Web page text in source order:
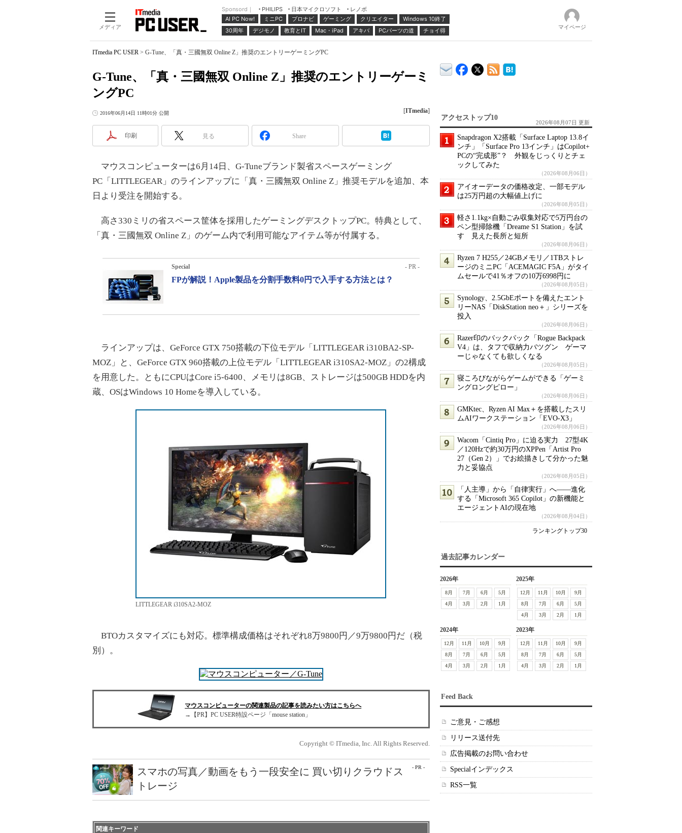
メディア
Sponsord｜ PHILIPS 日本マイクロソフト
レノボ
AI PC Now!
ミニPC プロナビ ゲーミング クリエイター
Windows 10終了
30周年
デジモノ 教育とIT Mac・iPad アキバ PCパーツの道 チョイ得 マイページ
ITmedia PC USER > G-Tune、「真・三國無双 Online Z」推奨のエントリーゲーミングPC
G-Tune、「真・三國無双 Online Z」推奨のエントリーゲーミ
ングPC
2016年06月14日 11時01分 公開 [ITmedia]
印刷 見る Share
マウスコンピューターは6月14日、G-Tuneブランド製省スペースゲーミング
PC「LITTLEGEAR」のラインアップに「真・三國無双 Online Z」推奨モデルを追加、本
日より受注を開始する。
高さ330ミリの省スペース筐体を採用したゲーミングデスクトップPC。特典として、
「真・三國無双 Online Z」のゲーム内で利用可能なアイテム等が付属する。
Special - PR -
FPが解説！Apple製品を分割手数料0円で入手する方法とは？
ラインアップは、GeForce GTX 750搭載の下位モデル「LITTLEGEAR i310BA2-SP-
MOZ」と、GeForce GTX 960搭載の上位モデル「LITTLEGEAR i310SA2-MOZ」の2構成
を用意した。ともにCPUはCore i5-6400、メモリは8GB、ストレージは500GB HDDを内
蔵、OSはWindows 10 Homeを導入している。
LITTLEGEAR i310SA2-MOZ
BTOカスタマイズにも対応。標準構成価格はそれぞれ8万9800円／9万9800円だ（税
別）。
マウスコンピューターの関連製品の記事を読みたい方はこちらへ
→【PR】PC USER特設ページ「mouse station」
Copyright © ITmedia, Inc. All Rights Reserved.
- PR -
スマホの写真／動画をもう一段安全に 買い切りクラウドス
トレージ
関連キーワード
アクセストップ10
2026年08月07日 更新
Snapdragon X2搭載「Surface Laptop 13.8イ
ンチ」「Surface Pro 13インチ」はCopilot+
PCの“完成形”？ 外観をじっくりとチェ
ックしてみた
（2026年08月06日）
アイオーデータの価格改定、一部モデル
は25万円超の大幅値上げに
（2026年08月05日）
軽さ1.1kg×自動ごみ収集対応で5万円台の
ペン型掃除機「Dreame S1 Station」を試
す 見えた長所と短所
（2026年08月06日）
Ryzen 7 H255／24GBメモリ／1TBストレ
ージのミニPC「ACEMAGIC F5A」がタイ
ムセールで41％オフの10万6998円に
（2026年08月05日）
Synology、2.5GbEポートを備えたエント
リーNAS「DiskStation neo＋」シリーズを
投入
（2026年08月06日）
Razer印のバックパック「Rogue Backpack
V4」は、タフで収納力バツグン ゲーマ
ーじゃなくても欲しくなる
（2026年08月05日）
寝ころびながらゲームができる「ゲーミ
ングロングピロー」
（2026年08月06日）
GMKtec、Ryzen AI Max＋を搭載したスリ
ムAIワークステーション「EVO-X3」
（2026年08月06日）
Wacom「Cintiq Pro」に迫る実力 27型4K
／120Hzで約30万円のXPPen「Artist Pro
27（Gen 2）」でお絵描きして分かった魅
力と妥協点
（2026年08月05日）
「人主導」から「自律実行」へ――進化
する「Microsoft 365 Copilot」の新機能と
エージェントAIの現在地
（2026年08月04日）
ランキングトップ30
過去記事カレンダー
2026年
8月 7月 6月
5月
4月
3月 2月 1月
2025年
12月 11月 10月
9月
8月
7月 6月
5月
4月
3月 2月 1月
2024年
12月 11月 10月
9月
8月
7月 6月
5月
4月
3月 2月 1月
2023年
12月 11月 10月
9月
8月
7月 6月
5月
4月
3月 2月 1月
Feed Back
ご意見・ご感想
リリース送付先
広告掲載のお問い合わせ
Specialインデックス
RSS一覧